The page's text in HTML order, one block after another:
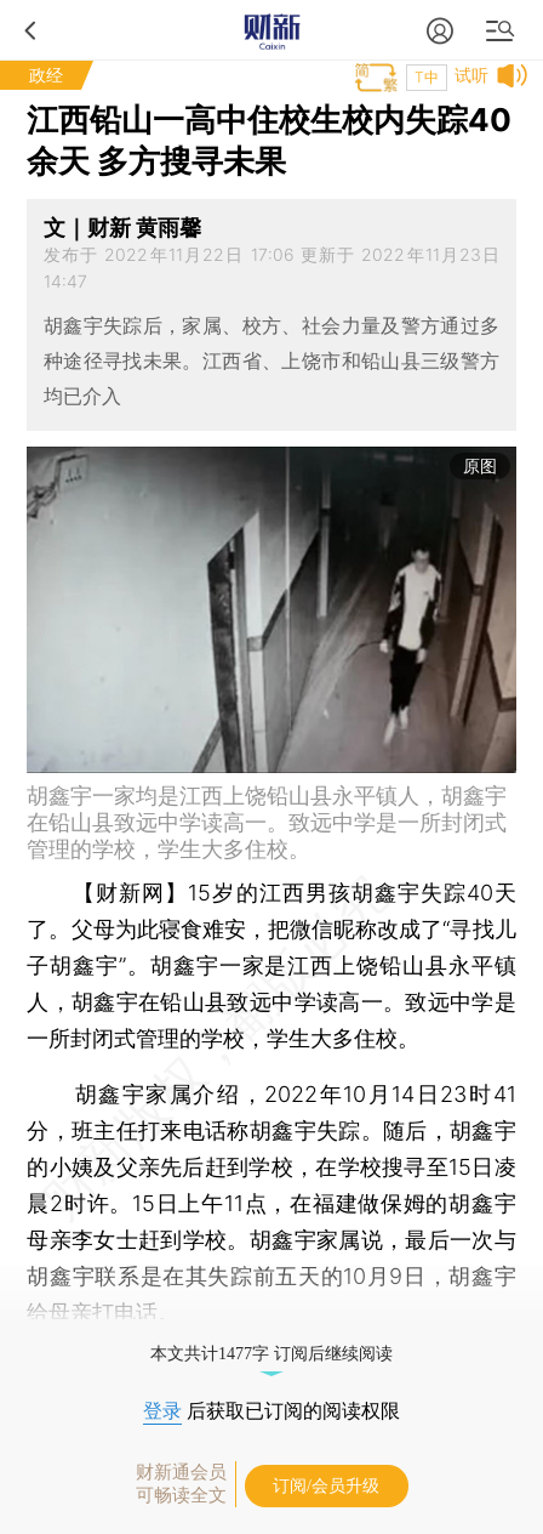
政经 试听
T中
江西铅山一高中住校生校内失踪40
余天 多方搜寻未果
文｜财新 黄雨馨
发布于 2022年11月22日 17:06 更新于 2022年11月23日
14:47
胡鑫宇失踪后，家属、校方、社会力量及警方通过多
种途径寻找未果。江西省、上饶市和铅山县三级警方
均已介入
原图
胡鑫宇一家均是江西上饶铅山县永平镇人，胡鑫宇
在铅山县致远中学读高一。致远中学是一所封闭式
管理的学校，学生大多住校。
【财新网】 15岁的江西男孩胡鑫宇失踪40天
了。父母为此寝食难安，把微信昵称改成了“寻找儿
子胡鑫宇”。胡鑫宇一家是江西上饶铅山县永平镇
人，胡鑫宇在铅山县致远中学读高一。致远中学是
一所封闭式管理的学校，学生大多住校。
胡鑫宇家属介绍，2022年10月14日23时41
分，班主任打来电话称胡鑫宇失踪。随后，胡鑫宇
的小姨及父亲先后赶到学校，在学校搜寻至15日凌
晨2时许。15日上午11点，在福建做保姆的胡鑫宇
母亲李女士赶到学校。胡鑫宇家属说，最后一次与
胡鑫宇联系是在其失踪前五天的10月9日，胡鑫宇
给母亲打电话。
本文共计1477字 订阅后继续阅读
登录 后获取已订阅的阅读权限
财新通会员
可畅读全文
订阅/会员升级